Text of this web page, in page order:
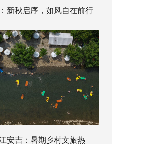
新秋启序，如风自在前行
安吉：暑期乡村文旅热